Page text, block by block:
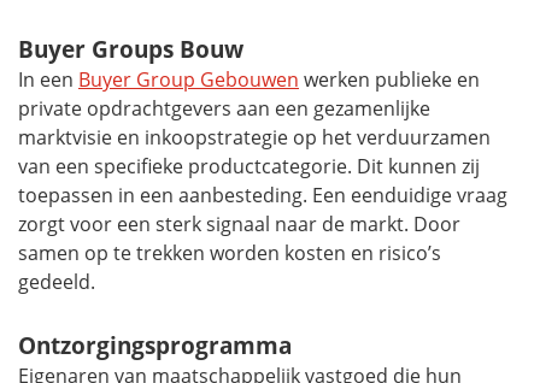
Buyer Groups Bouw
In een Buyer Group Gebouwen werken publieke en
private opdrachtgevers aan een gezamenlijke
marktvisie en inkoopstrategie op het verduurzamen
van een specifieke productcategorie. Dit kunnen zij
toepassen in een aanbesteding. Een eenduidige vraag
zorgt voor een sterk signaal naar de markt. Door
samen op te trekken worden kosten en risico’s
gedeeld.
Ontzorgingsprogramma
Eigenaren van maatschappelijk vastgoed die hun